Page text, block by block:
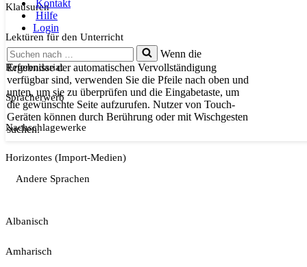
Kontakt
Hilfe
Login
Suchen
nach …
Wenn die
Ergebnisse der automatischen Vervollständigung
verfügbar sind, verwenden Sie die Pfeile nach oben und
unten, um sie zu überprüfen und die Eingabetaste, um
die gewünschte Seite aufzurufen. Nutzer von Touch-
Geräten können durch Berührung oder mit Wischgesten
suchen.
Klausuren
Lektüren für den Unterricht
Referendariat
Spracherwerb
Nachschlagewerke
Horizontes (Import-Medien)
Andere Sprachen
Albanisch
Amharisch